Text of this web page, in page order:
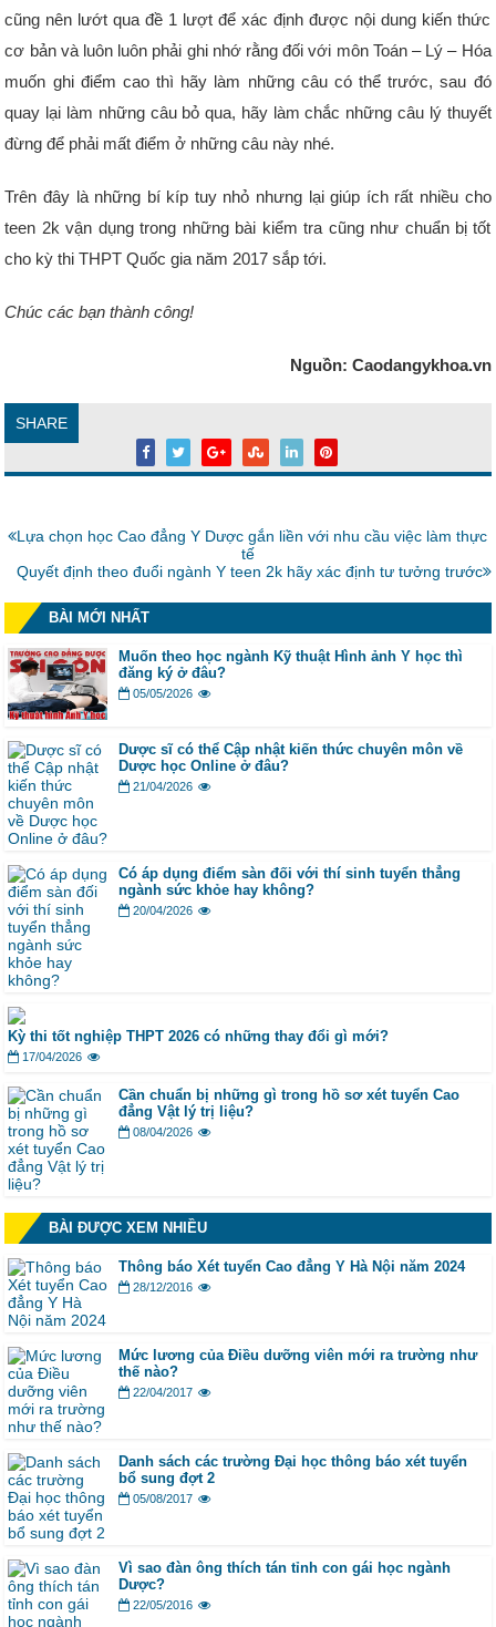
cũng nên lướt qua đề 1 lượt để xác định được nội dung kiến thức
cơ bản và luôn luôn phải ghi nhớ rằng đối với môn Toán – Lý – Hóa
muốn ghi điểm cao thì hãy làm những câu có thể trước, sau đó
quay lại làm những câu bỏ qua, hãy làm chắc những câu lý thuyết
đừng để phải mất điểm ở những câu này nhé.
Trên đây là những bí kíp tuy nhỏ nhưng lại giúp ích rất nhiều cho
teen 2k vận dụng trong những bài kiểm tra cũng như chuẩn bị tốt
cho kỳ thi THPT Quốc gia năm 2017 sắp tới.
Chúc các bạn thành công!
Nguồn: Caodangykhoa.vn
SHARE
Bài
Lựa chọn học Cao đẳng Y Dược gắn liền với nhu cầu việc làm thực
tế
Bài
Quyết định theo đuổi ngành Y teen 2k hãy xác định tư tưởng trước
BÀI MỚI NHẤT
Muốn theo học ngành Kỹ thuật Hình ảnh Y học thì
đăng ký ở đâu?
05/05/2026
Dược sĩ có thể Cập nhật kiến thức chuyên môn về
Dược học Online ở đâu?
21/04/2026
Có áp dụng điểm sàn đối với thí sinh tuyển thẳng
ngành sức khỏe hay không?
20/04/2026
Kỳ thi tốt nghiệp THPT 2026 có những thay đổi gì mới?
17/04/2026
Cần chuẩn bị những gì trong hồ sơ xét tuyển Cao
đẳng Vật lý trị liệu?
08/04/2026
BÀI ĐƯỢC XEM NHIỀU
Thông báo Xét tuyển Cao đẳng Y Hà Nội năm 2024
28/12/2016
Mức lương của Điều dưỡng viên mới ra trường như
thế nào?
22/04/2017
Danh sách các trường Đại học thông báo xét tuyển
bổ sung đợt 2
05/08/2017
Vì sao đàn ông thích tán tỉnh con gái học ngành
Dược?
22/05/2016